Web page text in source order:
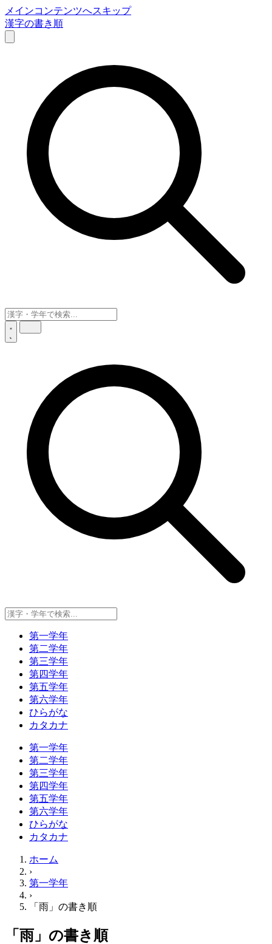
メインコンテンツへスキップ
漢字の書き順
第一学年
第二学年
第三学年
第四学年
第五学年
第六学年
ひらがな
カタカナ
第一学年
第二学年
第三学年
第四学年
第五学年
第六学年
ひらがな
カタカナ
ホーム
›
第一学年
›
「雨」の書き順
「雨」の書き順